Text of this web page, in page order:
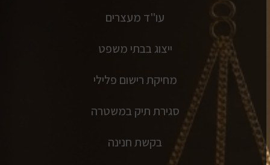
עו"ד מעצרים
ייצוג בבתי משפט
מחיקת רישום פלילי
סגירת תיק במשטרה
בקשת חנינה